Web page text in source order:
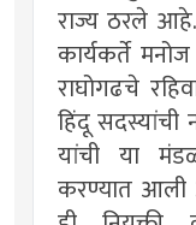
राज्य ठरले
कार्यकर्ते
राघोगढचे
हिंदू सदस्यांची
यांची या
करण्यात आली